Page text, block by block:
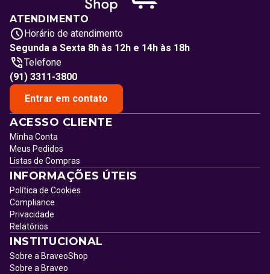
ATENDIMENTO
Horário de atendimento
Segunda a Sexta 8h às 12h e 14h às 18h
Telefone
(91) 3311-3800
Entrar em contato
ACESSO CLIENTE
Minha Conta
Meus Pedidos
Listas de Compras
INFORMAÇÕES ÚTEIS
Política de Cookies
Compliance
Privacidade
Relatórios
INSTITUCIONAL
Sobre a BraveoShop
Sobre a Braveo